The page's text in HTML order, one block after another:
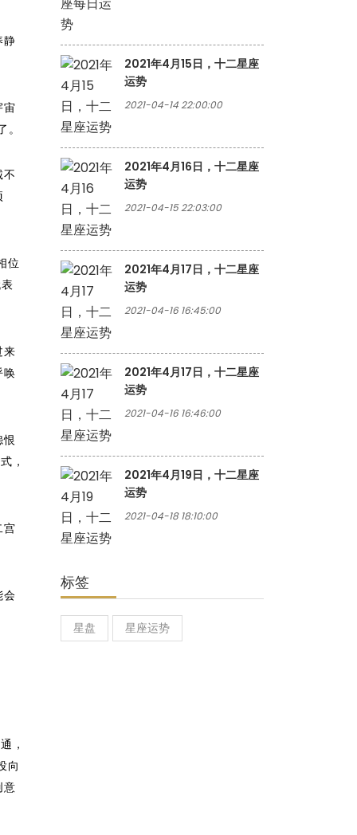
静
宙
位
来
唤
，
宫
会
，
向
意
2021年4月15日，十二星座
运势
2021-04-14 22:00:00
2021年4月16日，十二星座
运势
2021-04-15 22:03:00
2021年4月17日，十二星座
运势
2021-04-16 16:45:00
2021年4月17日，十二星座
运势
2021-04-16 16:46:00
2021年4月19日，十二星座
运势
2021-04-18 18:10:00
标签
星盘 星座运势